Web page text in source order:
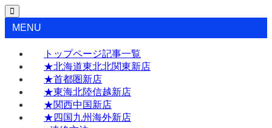
MENU
トップページ記事一覧
★北海道東北北関東新店
★首都圏新店
★東海北陸信越新店
★関西中国新店
★四国九州海外新店